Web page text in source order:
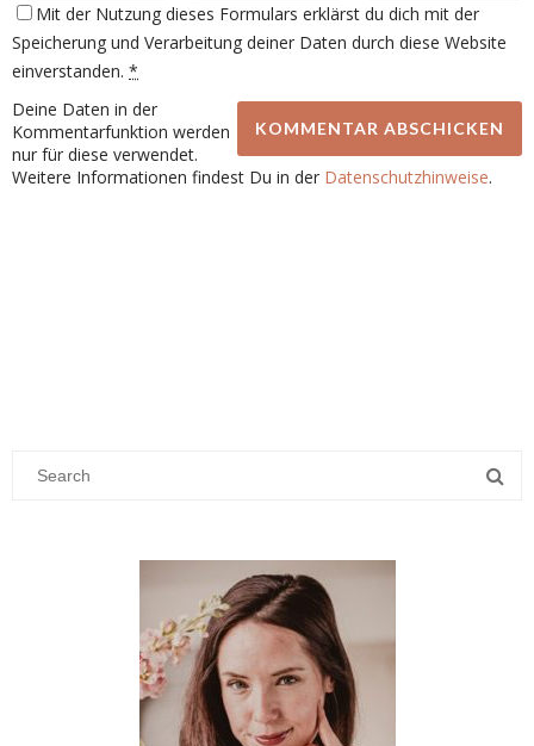
Mit der Nutzung dieses Formulars erklärst du dich mit der
Speicherung und Verarbeitung deiner Daten durch diese Website
einverstanden. *
Deine Daten in der
Kommentarfunktion werden
nur für diese verwendet.
Weitere Informationen findest Du in der Datenschutzhinweise.